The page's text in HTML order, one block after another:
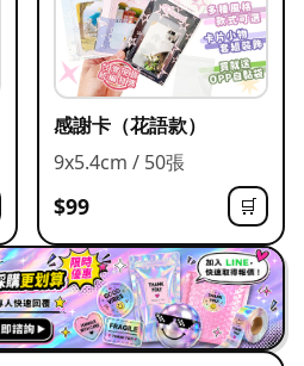
感謝卡（花語款）
9x5.4cm / 50張
$99 🛒